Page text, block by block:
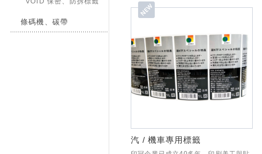
條碼機、碳帶
務，希望有幸能和貴公司合作!
汽 / 機車專用標籤